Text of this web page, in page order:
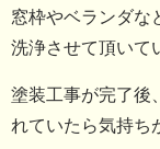
窓枠やベランダな
洗浄させて頂いて
塗装工事が完了後
れていたら気持ち